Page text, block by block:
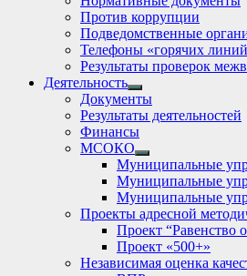
Против коррупции
Подведомственные
Телефоны «горячих
Результаты проверок
Деятельность
Show
sub
menu
Документы
Результаты деятельностей
Финансы
МСОКО
Show
sub
menu
Муниципальные
Муниципальные
Муниципальные
Проекты адресной
Проект “Равенство
Проект «500+»
Независимая оценка